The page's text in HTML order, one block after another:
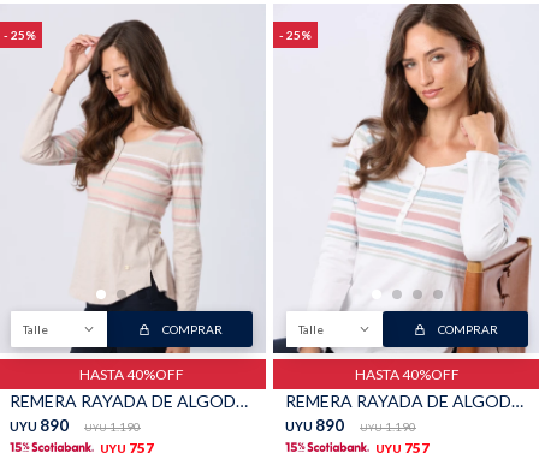
25
Talle COMPRAR
HASTA 40%OFF
REMERA RAYADA DE ALGODÓN - Beige
UYU 890 UYU 1.190
UYU 757
25
Talle COMPRAR
HASTA 40%OFF
REMERA RAYADA DE ALGODÓN - Blanco
UYU 890 UYU 1.190
UYU 757
Canguros
Sacos Calzado